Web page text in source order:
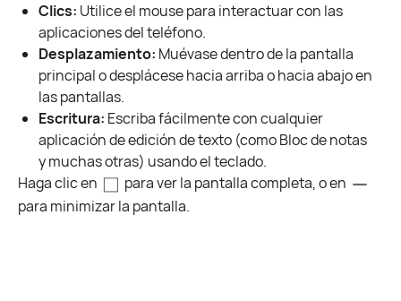
Clics: Utilice el mouse para interactuar con las
aplicaciones del teléfono.
Desplazamiento: Muévase dentro de la pantalla
principal o desplácese hacia arriba o hacia abajo en
las pantallas.
Escritura: Escriba fácilmente con cualquier
aplicación de edición de texto (como Bloc de notas
y muchas otras) usando el teclado.
Haga clic en
para ver la pantalla completa, o en
para minimizar la pantalla.